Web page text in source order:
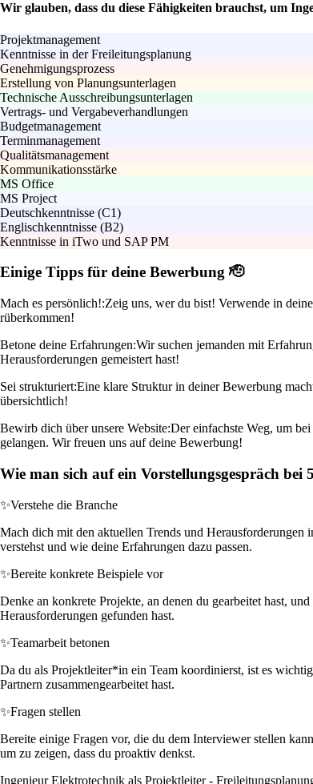
Wir glauben, dass du diese Fähigkeiten brauchst, um
Projektmanagement
Kenntnisse in der Freileitungsplanung
Genehmigungsprozess
Erstellung von Planungsunterlagen
Technische Ausschreibungsunterlagen
Vertrags- und Vergabeverhandlungen
Budgetmanagement
Terminmanagement
Qualitätsmanagement
Kommunikationsstärke
MS Office
MS Project
Deutschkenntnisse (C1)
Englischkenntnisse (B2)
Kenntnisse in iTwo und SAP PM
Einige Tipps für deine Bewerbung 🫡
Mach es persönlich!:Zeig uns, wer du bist! Verwende in
rüberkommen!
Betone deine Erfahrungen:Wir suchen jemanden mit
Herausforderungen gemeistert hast!
Sei strukturiert:Eine klare Struktur in deiner Bewerbung
übersichtlich!
Bewirb dich über unsere Website:Der einfachste Weg, um
gelangen. Wir freuen uns auf deine Bewerbung!
Wie man sich auf ein Vorstellungsgespräch
✨Verstehe die Branche
Mach dich mit den aktuellen Trends und
verstehst und wie deine Erfahrungen dazu passen.
✨Bereite konkrete Beispiele vor
Denke an konkrete Projekte, an denen du gearbeitet hast,
Herausforderungen gefunden hast.
✨Teamarbeit betonen
Da du als Projektleiter*in ein Team koordinierst, ist es
Partnern zusammengearbeitet hast.
✨Fragen stellen
Bereite einige Fragen vor, die du dem Interviewer stellen
um zu zeigen, dass du proaktiv denkst.
Ingenieur Elektrotechnik als Projektleiter -